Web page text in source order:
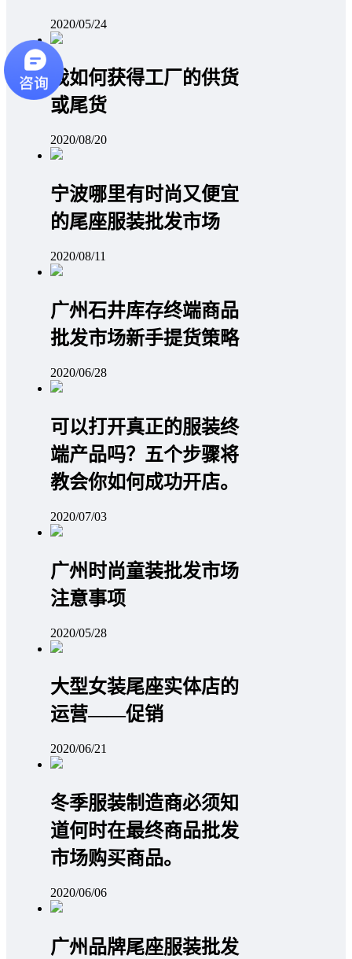
2020/05/24
我如何获得工厂的供货
或尾货
2020/08/20
宁波哪里有时尚又便宜
的尾座服装批发市场
2020/08/11
广州石井库存终端商品
批发市场新手提货策略
2020/06/28
可以打开真正的服装终
端产品吗？五个步骤将
教会你如何成功开店。
2020/07/03
广州时尚童装批发市场
注意事项
2020/05/28
大型女装尾座实体店的
运营——促销
2020/06/21
冬季服装制造商必须知
道何时在最终商品批发
市场购买商品。
2020/06/06
广州品牌尾座服装批发